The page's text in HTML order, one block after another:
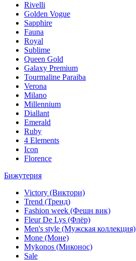
Rivelli
Golden Vogue
Sapphire
Fauna
Royal
Sublime
Queen Gold
Galaxy Premium
Tourmaline Paraiba
Verona
Milano
Millennium
Diallant
Emerald
Ruby
4 Elements
Icon
Florence
Бижутерия
Victory (Виктори)
Trend (Тренд)
Fashion week (Фешн вик)
Fleur De Lys (Флёр)
Men's style (Мужская коллекция)
Mone (Моне)
Mykonos (Миконос)
Sale